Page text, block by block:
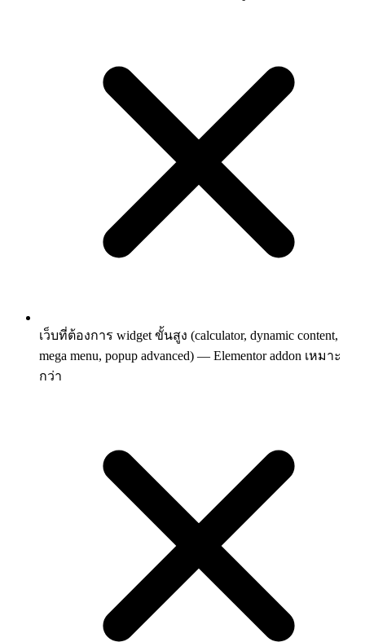
เว็บที่ต้องการ widget ขั้นสูง (calculator, dynamic content,
mega menu, popup advanced) — Elementor addon เหมาะ
กว่า